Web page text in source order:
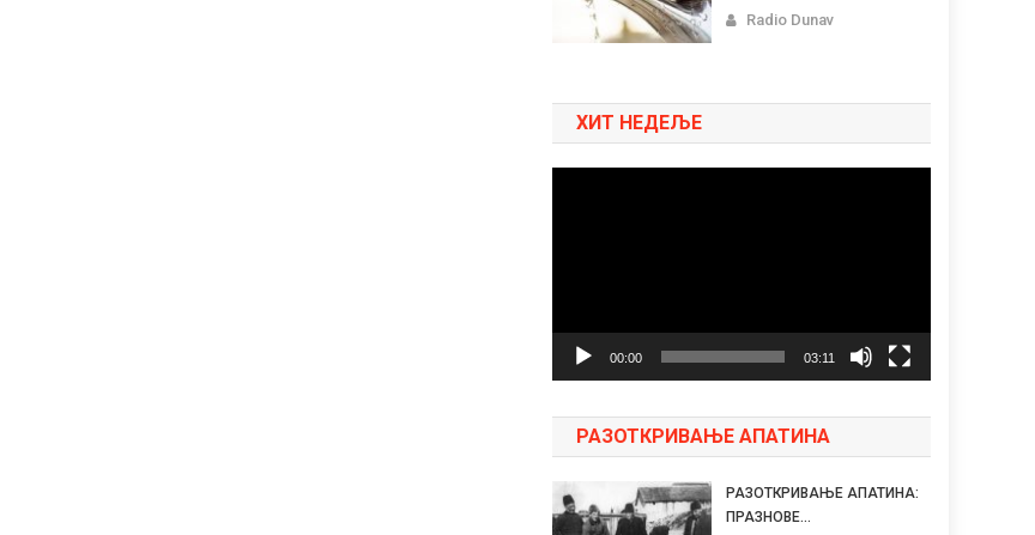
Radio Dunav
ХИТ НЕДЕЉЕ
00:00 03:11
РАЗОТКРИВАЊЕ АПАТИНА
РАЗОТКРИВАЊЕ АПАТИНА:
ПРАЗНОВЕ...